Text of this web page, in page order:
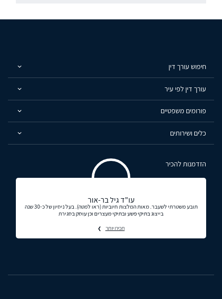
חיפוש עורך דין
עורך דין לפי עיר
פורומים משפטיים
כלים ושירותים
הזדמנות להכיר
עו"ד גיל בר-אור
תובע משטרתי לשעבר. מאות המלצות חיוביות (ראו למטה). בעל ניסיון של כ-30 שנה
בייצוג בתיקי פשע ובתיקי מעצרים וכן עוסק בסגירת
תכירו יותר